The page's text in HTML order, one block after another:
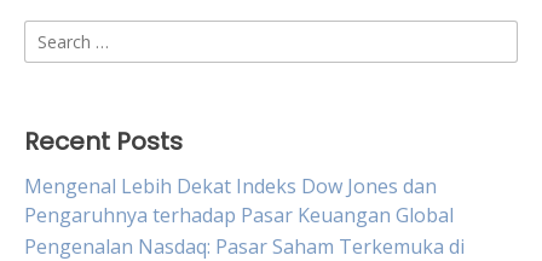
Search
for:
Recent Posts
Mengenal Lebih Dekat Indeks Dow Jones dan
Pengaruhnya terhadap Pasar Keuangan Global
Pengenalan Nasdaq: Pasar Saham Terkemuka di